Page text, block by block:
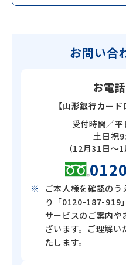
お問い合
お電
【山形銀行カー
受付時間／平
土日祝
（12月31日～
ご本人様を確認の
り「0120-187-919
サービスのご案内
ざいます。ご理解い
たします。